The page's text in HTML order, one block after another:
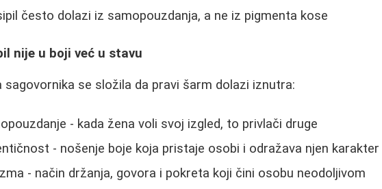
često dolazi iz samopouzdanja, a ne iz pigmenta kose
nije u boji već u stavu
sagovornika se složila da pravi šarm dolazi iznutra:
- kada žena voli svoj izgled, to privlači druge
- nošenje boje koja pristaje osobi i odražava njen karakter
- način držanja, govora i pokreta koji čini osobu neodoljivom